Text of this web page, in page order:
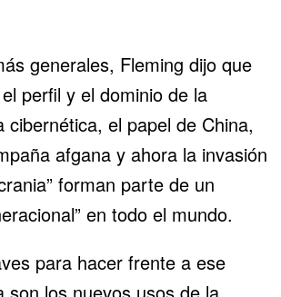
generales, Fleming dijo que
perfil y el dominio de la
cibernética, el papel de China,
afgana y ahora la invasión
forman parte de un
en todo el mundo.
para hacer frente a ese